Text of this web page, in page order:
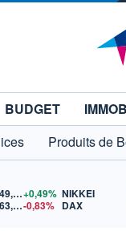
BUDGET
Produits de
54 349,12+0,49%
26 363,44-0,83%
NIKKEI
DAX